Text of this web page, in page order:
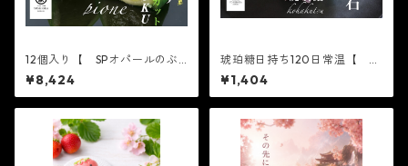
12個入り【 SPオパールのぶ
どう シャインマスカット 6
個入り×2箱 】※配送日時指
定必須【フルーツ大福】シャ
おかジュエリーボックスSPオ
パールのぶどう DAIFUKU 島
根県出雲市のフルーツ大福
¥8,424
琥珀糖日持ち120日常温【 こ
はくの宝石 】2個入り Gala
xy box ありがとう
お取り寄せ テレビで話題 ko
R 咀嚼音
¥1,404